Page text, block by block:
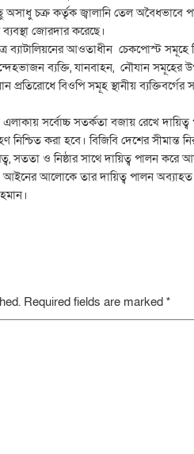
চক্র কর্তৃক জ্বালানি তেল অবৈধভাবে
জোরদার করেছে।
ব্যাটালিয়নের আওতাধীন চেকপোস্ট
ব্যক্তি, যানবাহন, নৌযান সমূহের
প্রতিরোধে বিওপি সমূহ স্থানীয়
সর্বোচ্চ সতর্কতা বজায় রেখে
করা হবে। বিজিবি দেশের সীমান্ত
সততা ও নিষ্ঠার সাথে দায়িত্ব পালন
আইনের আলোকে তার দায়িত্ব পালন
Required fields are marked *